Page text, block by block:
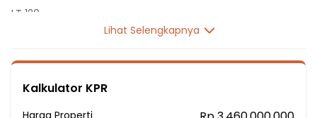
LT 120
Listrik 2200 VA
Sumber Air Tanah
Lihat Selengkapnya
Kalkulator KPR
Harga Properti